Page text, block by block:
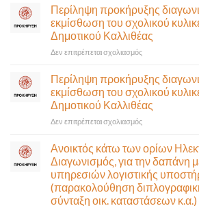
10
Αυγούστου-
Ένα
αναγκαίο
σημαντικό
έργο
υποδομής
ολοκληρώθηκε
σε
έκτακτη
συνεδρίαση
της
Δημοτικής
που
θα
γίνει
δια
ζώσης
αίθουσα
Δημοτικού
Συμβουλίου)
&
με
τηλεδιάσκεψη
Περίληψη προκήρυξης
εκμίσθωση του σχολικού
Δημοτικού Καλλιθέας
Δεν επιτρέπεται σχολιασμόςστο
προκήρυξης
διαγωνισμού
για
την
εκμίσθωση
σχολικού
κυλικείου
του
1ου
Δημοτικού
Καλλιθέας
Περίληψη προκήρυξης
εκμίσθωση του σχολικού
Δημοτικού Καλλιθέας
Δεν επιτρέπεται σχολιασμόςστο
προκήρυξης
διαγωνισμού
για
την
εκμίσθωση
του
Ανοικτός κάτω των ορίων
Διαγωνισμός, για την δαπάνη
υπηρεσιών λογιστικής
(παρακολούθηση
σύνταξη οικ. καταστάσεων κ.α.)